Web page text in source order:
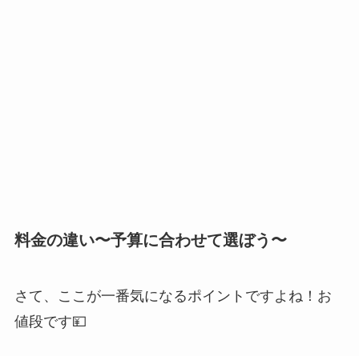
料金の違い〜予算に合わせて選ぼう〜
さて、ここが一番気になるポイントですよね！お
値段です💴